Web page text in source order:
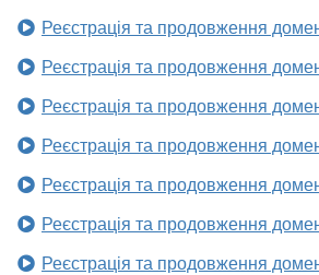
Реєстрація та продовження
Реєстрація та продовження
Реєстрація та продовження
Реєстрація та продовження
Реєстрація та продовження
Реєстрація та продовження
Реєстрація та продовження